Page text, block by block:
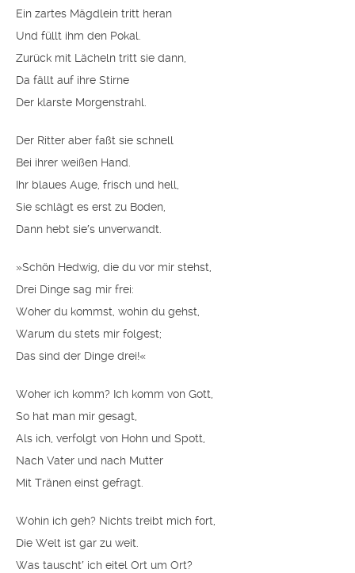
Ein zartes Mägdlein tritt heran
Und füllt ihm den Pokal.
Zurück mit Lächeln tritt sie dann,
Da fällt auf ihre Stirne
Der klarste Morgenstrahl.
Der Ritter aber faßt sie schnell
Bei ihrer weißen Hand.
Ihr blaues Auge, frisch und hell,
Sie schlägt es erst zu Boden,
Dann hebt sie′s unverwandt.
»Schön Hedwig, die du vor mir stehst,
Drei Dinge sag mir frei:
Woher du kommst, wohin du gehst,
Warum du stets mir folgest;
Das sind der Dinge drei!«
Woher ich komm? Ich komm von Gott,
So hat man mir gesagt,
Als ich, verfolgt von Hohn und Spott,
Nach Vater und nach Mutter
Mit Tränen einst gefragt.
Wohin ich geh? Nichts treibt mich fort,
Die Welt ist gar zu weit.
Was tauscht′ ich eitel Ort um Ort?